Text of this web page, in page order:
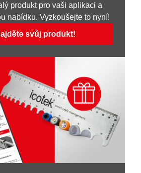
produkt pro vaši aplikaci a
nabídku. Vyzkoušejte to nyní!
svůj produkt!